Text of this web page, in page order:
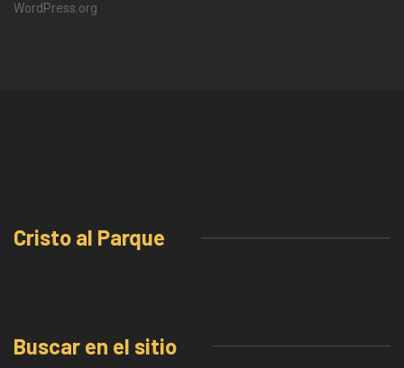
WordPress.org
Cristo al Parque
Buscar en el sitio